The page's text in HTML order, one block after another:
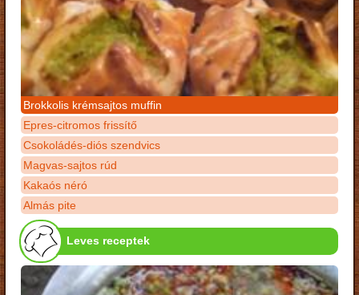
Brokkolis krémsajtos muffin
Epres-citromos frissítő
Csokoládés-diós szendvics
Magvas-sajtos rúd
Kakaós néró
Almás pite
Leves receptek